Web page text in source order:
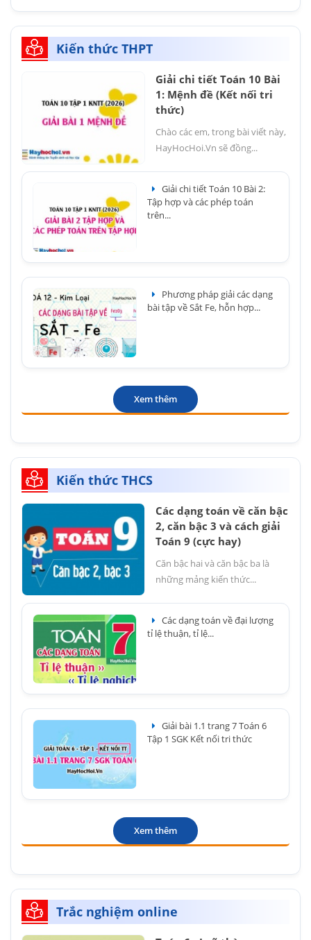
Kiến thức THPT
Giải chi tiết Toán 10 Bài
1: Mệnh đề (Kết nối tri
thức)
Chào các em, trong bài viết này,
HayHocHoi.Vn sẽ đồng...
Giải chi tiết Toán 10 Bài 2:
Tập hợp và các phép toán
trên...
Phương pháp giải các dạng
bài tập về Sắt Fe, hỗn hợp...
Xem thêm
Kiến thức THCS
Các dạng toán về căn bậc
2, căn bậc 3 và cách giải
Toán 9 (cực hay)
Căn bậc hai và căn bậc ba là
những mảng kiến thức...
Các dạng toán về đại lượng
tỉ lệ thuận, tỉ lệ...
Giải bài 1.1 trang 7 Toán 6
Tập 1 SGK Kết nối tri thức
Xem thêm
Trắc nghiệm online